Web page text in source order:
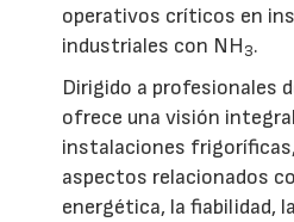
operativos críticos en
industriales con NH3.
Dirigido a profesionales
ofrece una visión
instalaciones
aspectos relacionados
energética, la fiabilidad,